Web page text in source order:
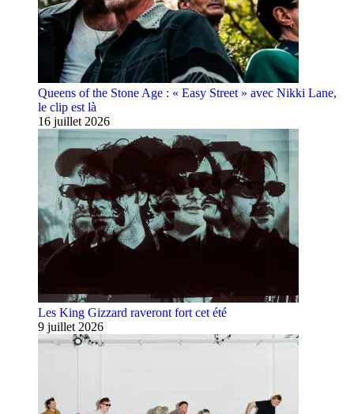
Queens of the Stone Age : « Easy Street » avec Nikki Lane,
le clip est là
16 juillet 2026
Les King Gizzard raveront fort cet été
9 juillet 2026